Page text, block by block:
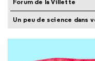
Forum de la Villette
Un peu de science dans